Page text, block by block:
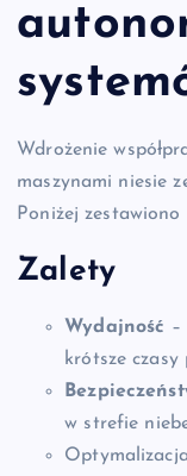
Wdrożenie
maszynami niesie
Poniżej
Zalety
Wydajność –
krótsze czasy
w strefie